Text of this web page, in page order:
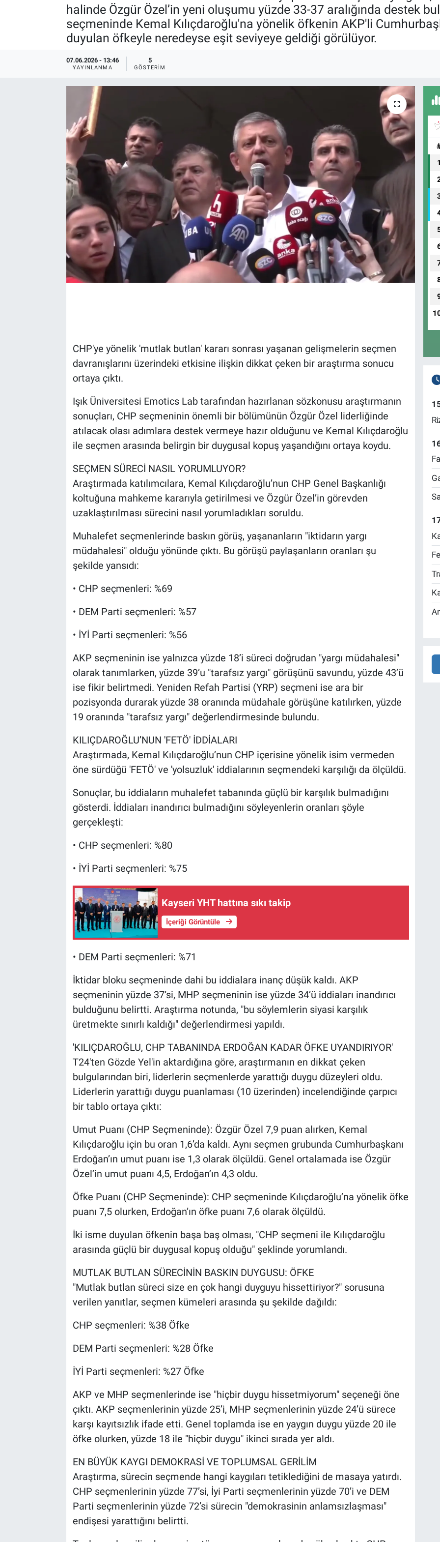
halinde Özgür Özel’in yeni oluşumu yüzde 33-37 aralığında destek
seçmeninde Kemal Kılıçdaroğlu'na yönelik öfkenin AKP'li
duyulan öfkeyle neredeyse eşit seviyeye geldiği görülüyor.
07.06.2026 - 13:46
YAYINLANMA
5
GÖSTERIM
CHP'ye yönelik 'mutlak butlan' kararı sonrası yaşanan gelişmelerin seçmen
davranışlarını üzerindeki etkisine ilişkin dikkat çeken bir araştırma sonucu
ortaya çıktı.
Işık Üniversitesi Emotics Lab tarafından hazırlanan sözkonusu araştırmanın
sonuçları, CHP seçmeninin önemli bir bölümünün Özgür Özel liderliğinde
atılacak olası adımlara destek vermeye hazır olduğunu ve Kemal Kılıçdaroğlu
ile seçmen arasında belirgin bir duygusal kopuş yaşandığını ortaya koydu.
SEÇMEN SÜRECİ NASIL YORUMLUYOR?
Araştırmada katılımcılara, Kemal Kılıçdaroğlu’nun CHP Genel Başkanlığı
koltuğuna mahkeme kararıyla getirilmesi ve Özgür Özel’in görevden
uzaklaştırılması sürecini nasıl yorumladıkları soruldu.
Muhalefet seçmenlerinde baskın görüş, yaşananların "iktidarın yargı
müdahalesi" olduğu yönünde çıktı. Bu görüşü paylaşanların oranları şu
şekilde yansıdı:
• CHP seçmenleri: %69
• DEM Parti seçmenleri: %57
• İYİ Parti seçmenleri: %56
AKP seçmeninin ise yalnızca yüzde 18’i süreci doğrudan "yargı müdahalesi"
olarak tanımlarken, yüzde 39’u "tarafsız yargı" görüşünü savundu, yüzde 43’ü
ise fikir belirtmedi. Yeniden Refah Partisi (YRP) seçmeni ise ara bir
pozisyonda durarak yüzde 38 oranında müdahale görüşüne katılırken, yüzde
19 oranında "tarafsız yargı" değerlendirmesinde bulundu.
KILIÇDAROĞLU’NUN 'FETÖ' İDDİALARI
Araştırmada, Kemal Kılıçdaroğlu’nun CHP içerisine yönelik isim vermeden
öne sürdüğü 'FETÖ' ve 'yolsuzluk' iddialarının seçmendeki karşılığı da ölçüldü.
Sonuçlar, bu iddiaların muhalefet tabanında güçlü bir karşılık bulmadığını
gösterdi. İddiaları inandırıcı bulmadığını söyleyenlerin oranları şöyle
gerçekleşti:
• CHP seçmenleri: %80
• İYİ Parti seçmenleri: %75
Kayseri YHT hattına sıkı takip
İçeriği Görüntüle
• DEM Parti seçmenleri: %71
İktidar bloku seçmeninde dahi bu iddialara inanç düşük kaldı. AKP
seçmeninin yüzde 37’si, MHP seçmeninin ise yüzde 34’ü iddiaları inandırıcı
bulduğunu belirtti. Araştırma notunda, "bu söylemlerin siyasi karşılık
üretmekte sınırlı kaldığı" değerlendirmesi yapıldı.
'KILIÇDAROĞLU, CHP TABANINDA ERDOĞAN KADAR ÖFKE UYANDIRIYOR'
T24'ten Gözde Yel'in aktardığına göre, araştırmanın en dikkat çeken
bulgularından biri, liderlerin seçmenlerde yarattığı duygu düzeyleri oldu.
Liderlerin yarattığı duygu puanlaması (10 üzerinden) incelendiğinde çarpıcı
bir tablo ortaya çıktı:
Umut Puanı (CHP Seçmeninde): Özgür Özel 7,9 puan alırken, Kemal
Kılıçdaroğlu için bu oran 1,6’da kaldı. Aynı seçmen grubunda Cumhurbaşkanı
Erdoğan’ın umut puanı ise 1,3 olarak ölçüldü. Genel ortalamada ise Özgür
Özel’in umut puanı 4,5, Erdoğan’ın 4,3 oldu.
Öfke Puanı (CHP Seçmeninde): CHP seçmeninde Kılıçdaroğlu’na yönelik öfke
puanı 7,5 olurken, Erdoğan’ın öfke puanı 7,6 olarak ölçüldü.
İki isme duyulan öfkenin başa baş olması, "CHP seçmeni ile Kılıçdaroğlu
arasında güçlü bir duygusal kopuş olduğu" şeklinde yorumlandı.
MUTLAK BUTLAN SÜRECİNİN BASKIN DUYGUSU: ÖFKE
"Mutlak butlan süreci size en çok hangi duyguyu hissettiriyor?" sorusuna
verilen yanıtlar, seçmen kümeleri arasında şu şekilde dağıldı:
CHP seçmenleri: %38 Öfke
DEM Parti seçmenleri: %28 Öfke
İYİ Parti seçmenleri: %27 Öfke
AKP ve MHP seçmenlerinde ise "hiçbir duygu hissetmiyorum" seçeneği öne
çıktı. AKP seçmenlerinin yüzde 25’i, MHP seçmenlerinin yüzde 24’ü sürece
karşı kayıtsızlık ifade etti. Genel toplamda ise en yaygın duygu yüzde 20 ile
öfke olurken, yüzde 18 ile "hiçbir duygu" ikinci sırada yer aldı.
EN BÜYÜK KAYGI DEMOKRASİ VE TOPLUMSAL GERİLİM
Araştırma, sürecin seçmende hangi kaygıları tetiklediğini de masaya yatırdı.
CHP seçmenlerinin yüzde 77’si, İyi Parti seçmenlerinin yüzde 70’i ve DEM
Parti seçmenlerinin yüzde 72’si sürecin "demokrasinin anlamsızlaşması"
endişesi yarattığını belirtti.
1